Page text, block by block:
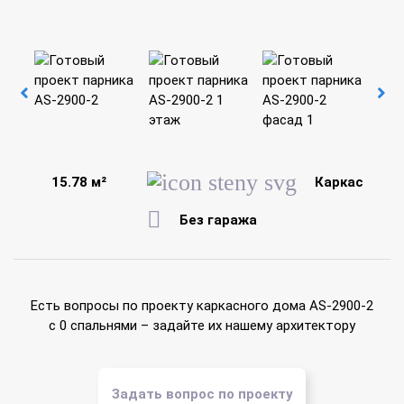
15.78 м² Каркас
Без гаража
Есть вопросы по проекту каркасного дома AS-2900-2
с 0 спальнями – задайте их нашему архитектору
Задать вопрос по проекту